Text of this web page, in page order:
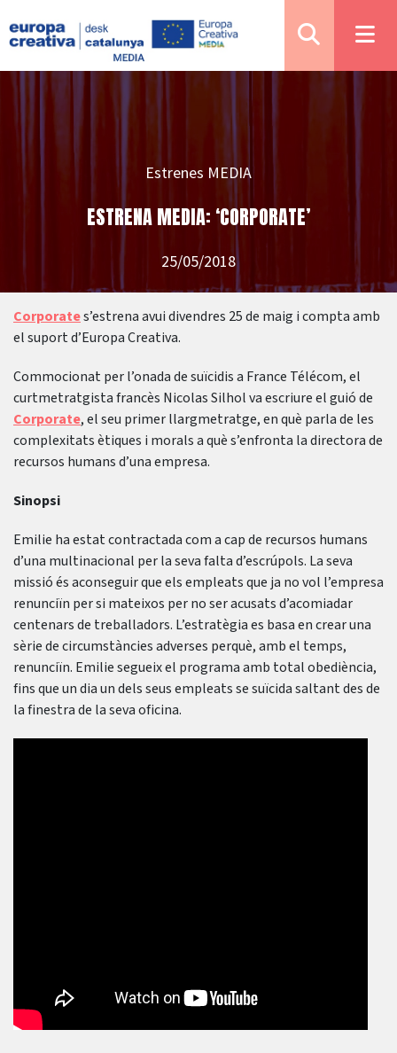
Estrenes MEDIA
ESTRENA MEDIA: ‘CORPORATE’
25/05/2018
Corporates’estrena avui divendres 25 de maig i compta amb
el suport d’Europa Creativa.
Commocionat per l’onada de suïcidis a France Télécom, el
curtmetratgista francès Nicolas Silhol va escriure el guió de
Corporate, el seu primer llargmetratge, en què parla de les
complexitats ètiques i morals a què s’enfronta la directora de
recursos humans d’una empresa.
Sinopsi
Emilie ha estat contractada com a cap de recursos humans
d’una multinacional per la seva falta d’escrúpols. La seva
missió és aconseguir que els empleats que ja no vol l’empresa
renunciïn per si mateixos per no ser acusats d’acomiadar
centenars de treballadors. L’estratègia es basa en crear una
sèrie de circumstàncies adverses perquè, amb el temps,
renunciïn. Emilie segueix el programa amb total obediència,
fins que un dia un dels seus empleats se suïcida saltant des de
la finestra de la seva oficina.